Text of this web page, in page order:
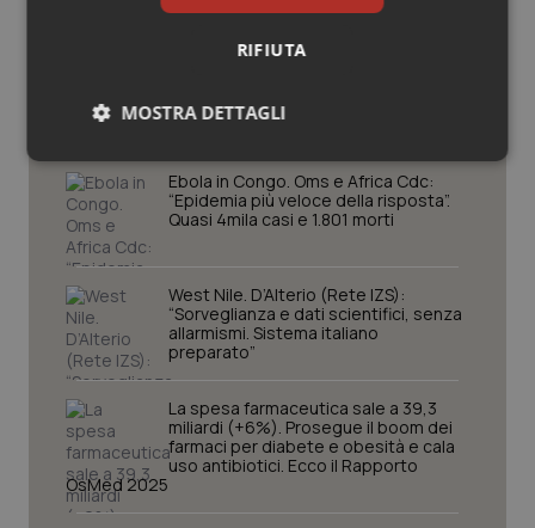
Potrebbe interessarti in
Scienza e Farmaci
Ebola in Congo. Oms e Africa Cdc:
“Epidemia più veloce della risposta”.
Quasi 4mila casi e 1.801 morti
West Nile. D’Alterio (Rete IZS):
“Sorveglianza e dati scientifici, senza
allarmismi. Sistema italiano
preparato”
La spesa farmaceutica sale a 39,3
miliardi (+6%). Prosegue il boom dei
farmaci per diabete e obesità e cala
uso antibiotici. Ecco il Rapporto
OsMed 2025
RIFIUTA
MOSTRA DETTAGLI
Necessari Statistici Marketing
Necessari Statistici Marketing
I cookie necessari contribuiscono a rendere fruibile il
navigazione sulle pagine e l'accesso alle aree
protette del sito. Il sito web non è in grado di
funzionare correttamente senza questi cookie.
Nome